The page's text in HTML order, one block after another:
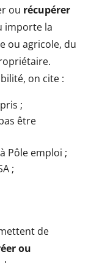
ou récupérer
importe la
ou agricole, du
on cite :
;
être
Pôle emploi ;
;
de
ou